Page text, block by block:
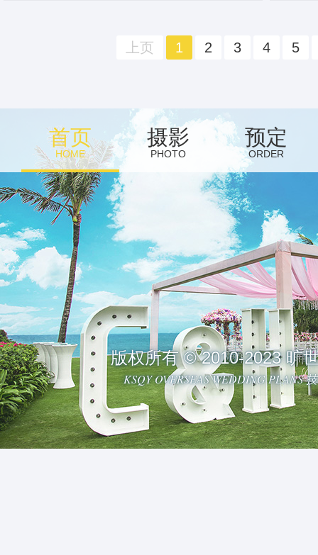
上页 1 2 3 4 5
首页
HOME
摄影
PHOTO
预定
ORDER
版权所有 © 2010-2023 旷
KSQY OVERSEAS WEDDING PLANS